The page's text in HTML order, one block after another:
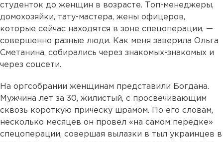
студенток до женщин в возрасте. Топ-менеджеры,
домохозяйки, тату-мастера, жены офицеров,
которые сейчас находятся в зоне спецоперации, —
совершенно разные люди. Как меня заверила Ольга
Сметанина, собирались через знакомых-знакомых и
через соцсети.
На оргсобрании женщинам представили Богдана.
Мужчина лет за 30, жилистый, с просвечивающим
сквозь короткую прическу шрамом. По его словам,
несколько месяцев он провел «на самом передке»
спецоперации, совершая вылазки в тыл украинцев в